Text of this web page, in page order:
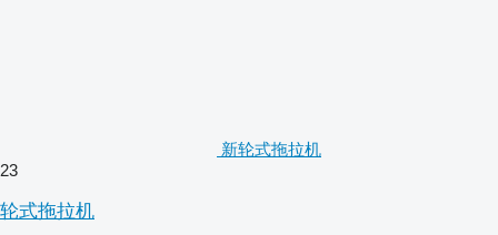
新轮式拖拉机
23
轮式拖拉机